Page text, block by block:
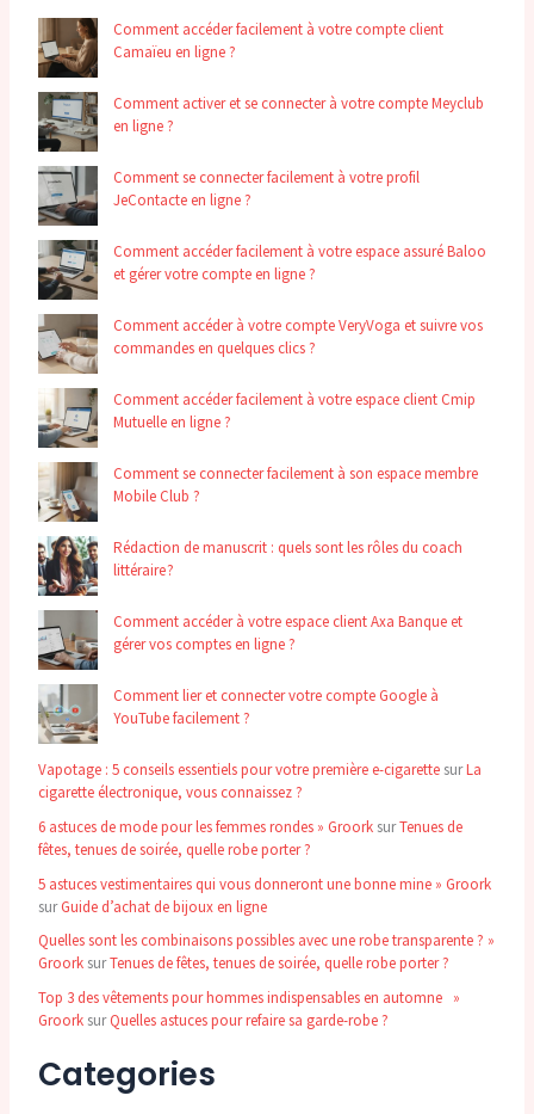
Comment accéder facilement à votre compte client
Camaïeu en ligne ?
Comment activer et se connecter à votre compte Meyclub
en ligne ?
Comment se connecter facilement à votre profil
JeContacte en ligne ?
Comment accéder facilement à votre espace assuré Baloo
et gérer votre compte en ligne ?
Comment accéder à votre compte VeryVoga et suivre vos
commandes en quelques clics ?
Comment accéder facilement à votre espace client Cmip
Mutuelle en ligne ?
Comment se connecter facilement à son espace membre
Mobile Club ?
Rédaction de manuscrit : quels sont les rôles du coach
littéraire ?
Comment accéder à votre espace client Axa Banque et
gérer vos comptes en ligne ?
Comment lier et connecter votre compte Google à
YouTube facilement ?
Vapotage : 5 conseils essentiels pour votre première e-cigarette surLa
cigarette électronique, vous connaissez ?
6 astuces de mode pour les femmes rondes » Groork surTenues de
fêtes, tenues de soirée, quelle robe porter ?
5 astuces vestimentaires qui vous donneront une bonne mine » Groork
surGuide d’achat de bijoux en ligne
Quelles sont les combinaisons possibles avec une robe transparente ? »
Groork surTenues de fêtes, tenues de soirée, quelle robe porter ?
Top 3 des vêtements pour hommes indispensables en automne »
Groork surQuelles astuces pour refaire sa garde-robe ?
Categories